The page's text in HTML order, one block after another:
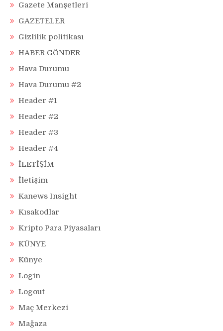
Gazete Manşetleri
GAZETELER
Gizlilik politikası
HABER GÖNDER
Hava Durumu
Hava Durumu #2
Header #1
Header #2
Header #3
Header #4
İLETİŞİM
İletişim
Kanews Insight
Kısakodlar
Kripto Para Piyasaları
KÜNYE
Künye
Login
Logout
Maç Merkezi
Mağaza